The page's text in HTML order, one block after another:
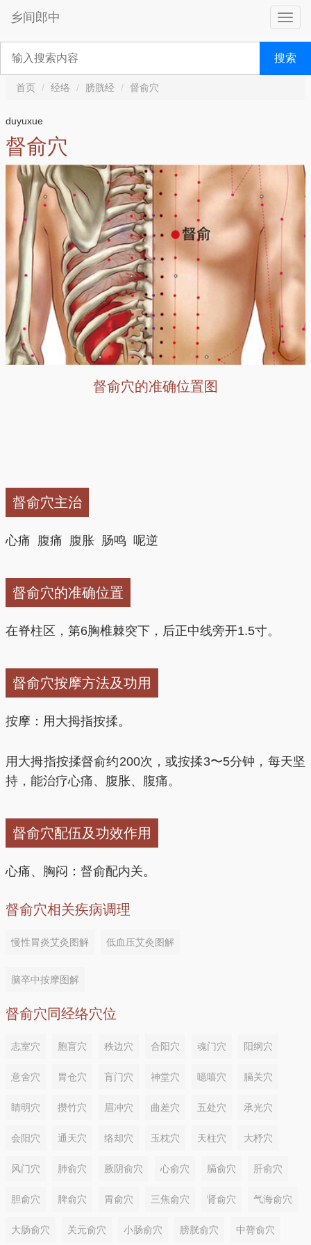
乡间郎中
搜索
首页 经络 膀胱经 督俞穴
duyuxue
督俞穴
督俞穴的准确位置图
督俞穴主治
心痛 腹痛 腹胀 肠鸣 呢逆
督俞穴的准确位置
在脊柱区，第6胸椎棘突下，后正中线旁开1.5寸。
督俞穴按摩方法及功用
按摩：用大拇指按揉。
用大拇指按揉督俞约200次，或按揉3〜5分钟，每天坚
持，能治疗心痛、腹胀、腹痛。
督俞穴配伍及功效作用
心痛、胸闷：督俞配内关。
督俞穴相关疾病调理
慢性胃炎艾灸图解 低血压艾灸图解
脑卒中按摩图解
督俞穴同经络穴位
志室穴 胞盲穴 秩边穴 合阳穴 魂门穴 阳纲穴
意舍穴 胃仓穴 肓门穴 神堂穴 噫嘻穴 膈关穴
睛明穴 攒竹穴 眉冲穴 曲差穴 五处穴 承光穴
会阳穴 通天穴 络却穴 玉枕穴 天柱穴 大杼穴
风门穴 肺俞穴 厥阴俞穴 心俞穴 膈俞穴 肝俞穴
胆俞穴 脾俞穴 胃俞穴 三焦俞穴 肾俞穴 气海俞穴
大肠俞穴 关元俞穴 小肠俞穴 膀胱俞穴 中膂俞穴